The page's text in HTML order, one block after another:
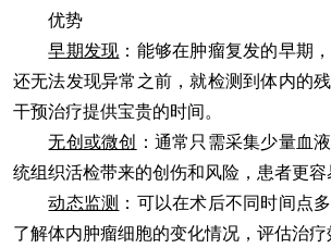
优势
早期发现 ：能够在肿瘤复发的早期
还无法发现异常之前，就检测到体内的
干预治疗提供宝贵的时间。
无创或微创
：通常只需采集少量血
统组织活检带来的创伤和风险，患者更容
动态监测 ：可以在术后不同时间点
了解体内肿瘤细胞的变化情况，评估治疗